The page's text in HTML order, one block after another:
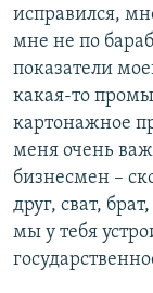
исправился,
мне не по
показатели
какая-то
картонажное
меня очень
бизнесмен –
друг, сват,
мы у тебя